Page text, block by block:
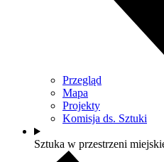
Przegląd
Mapa
Projekty
Komisja ds. Sztuki
Sztuka w przestrzeni